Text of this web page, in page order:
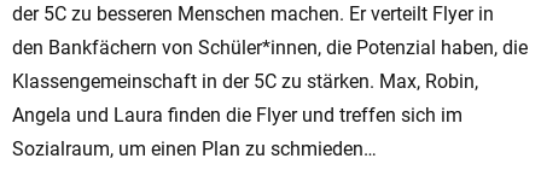
der 5C zu besseren Menschen machen. Er verteilt Flyer in
den Bankfächern von Schüler*innen, die Potenzial haben, die
Klassengemeinschaft in der 5C zu stärken. Max, Robin,
Angela und Laura finden die Flyer und treffen sich im
Sozialraum, um einen Plan zu schmieden…